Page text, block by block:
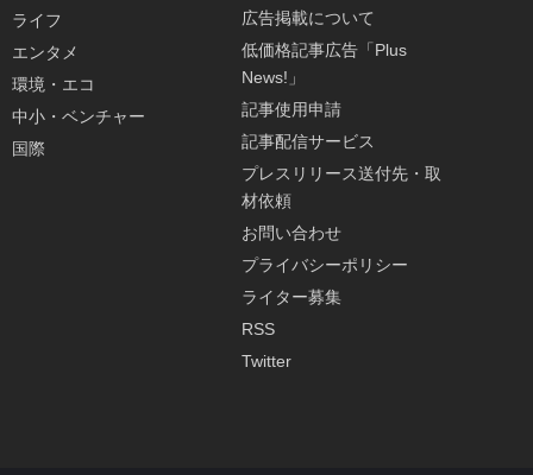
ライフ
エンタメ
環境・エコ
中小・ベンチャー
国際
広告掲載について
低価格記事広告「Plus
News!」
記事使用申請
記事配信サービス
プレスリリース送付先・取
材依頼
お問い合わせ
プライバシーポリシー
ライター募集
RSS
Twitter